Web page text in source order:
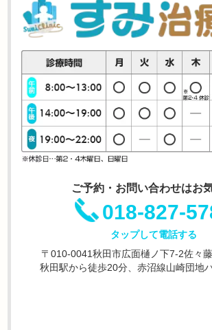
ご予約・お問い合わせはお
018-827-
タップして電話する
〒010-0041秋田市広面樋ノ下7-2佐々
秋田駅から徒歩20分、赤沼線山崎団地